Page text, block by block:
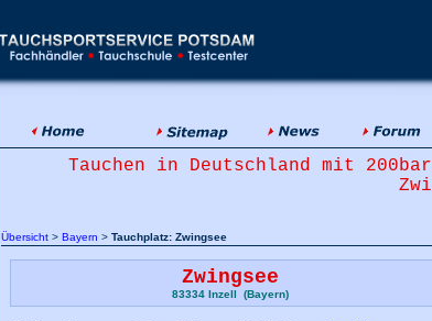
Tauchen in Deutschland mit
Übersicht > Bayern > Tauchplatz: Zwingsee
Zwingsee
83334 Inzell (Bayern)